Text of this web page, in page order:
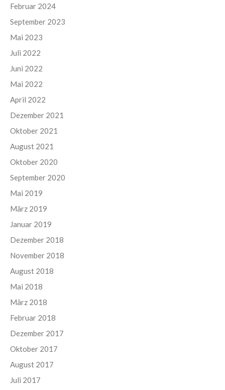
Februar 2024
September 2023
Mai 2023
Juli 2022
Juni 2022
Mai 2022
April 2022
Dezember 2021
Oktober 2021
August 2021
Oktober 2020
September 2020
Mai 2019
März 2019
Januar 2019
Dezember 2018
November 2018
August 2018
Mai 2018
März 2018
Februar 2018
Dezember 2017
Oktober 2017
August 2017
Juli 2017